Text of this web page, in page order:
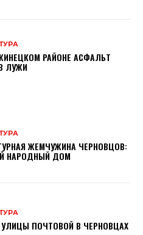
РАЙОНЕ АСФАЛЬТ
ЛУЖИ
ЖЕМЧУЖИНА ЧЕРНОВЦОВ:
НАРОДНЫЙ ДОМ
УЛИЦЫ ПОЧТОВОЙ В ЧЕРНОВЦАХ